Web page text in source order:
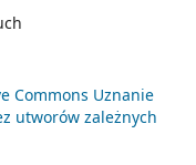
Commons Uznanie
utworów zależnych